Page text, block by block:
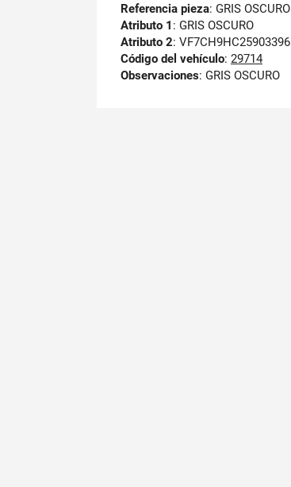
Referencia pieza: GRIS OSCURO
Atributo 1 : GRIS OSCURO
Atributo 2: VF7CH9HC25903396
Código del vehículo: 29714
Observaciones: GRIS OSCURO